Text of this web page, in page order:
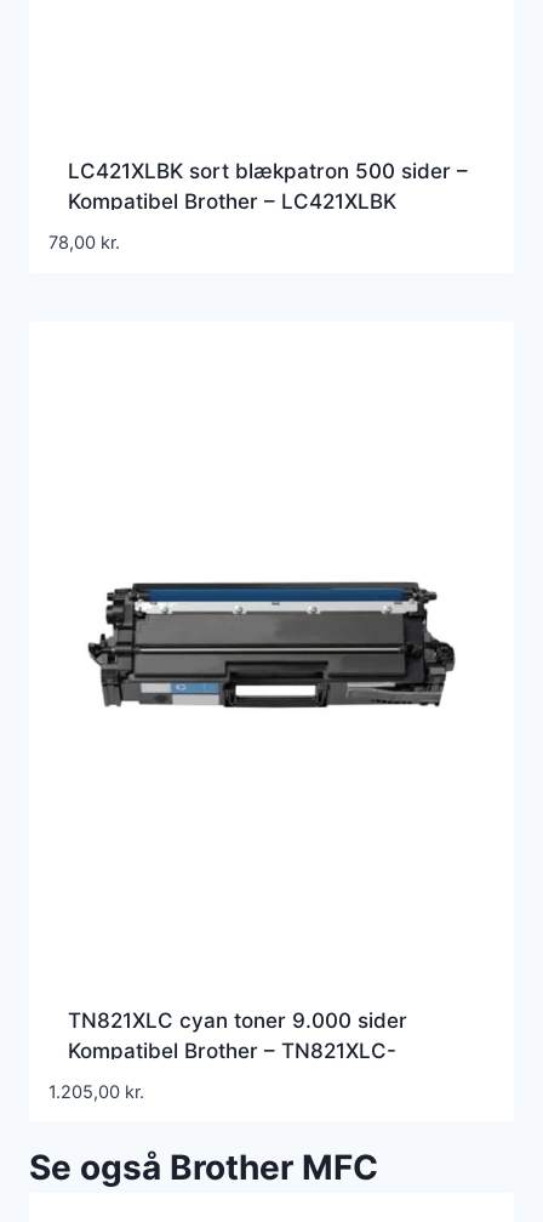
LC421XLBK sort blækpatron 500 sider –
Kompatibel Brother – LC421XLBK
78,00 kr.
TN821XLC cyan toner 9.000 sider
Kompatibel Brother – TN821XLC-
1.205,00 kr.
Se også Brother MFC